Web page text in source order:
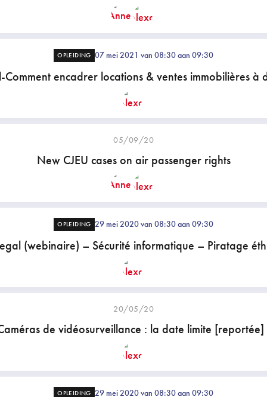
OPLEIDING 07 mei 2021 van 08:30 aan 09:30
encadrer locations & ventes immobilières à
05/09/20
New CJEU cases on air passenger rights
OPLEIDING 29 mei 2020 van 08:30 aan 09:30
(webinaire) – Sécurité informatique – Piratage
20/05/20
de vidéosurveillance : la date limite [reportée]
OPLEIDING 29 mei 2020 van 08:30 aan 09:30